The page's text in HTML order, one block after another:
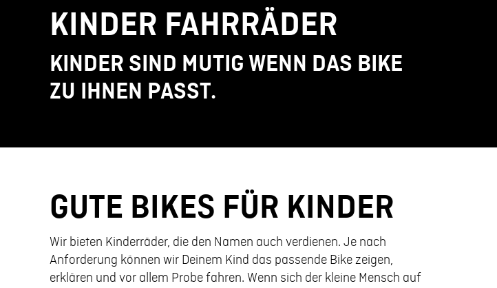
KINDER FAHRRÄDER
KINDER SIND MUTIG WENN DAS BIKE
ZU IHNEN PASST.
GUTE BIKES FÜR KINDER
Wir bieten Kinderräder, die den Namen auch verdienen. Je nach
Anforderung können wir Deinem Kind das passende Bike zeigen,
erklären und vor allem Probe fahren. Wenn sich der kleine Mensch auf